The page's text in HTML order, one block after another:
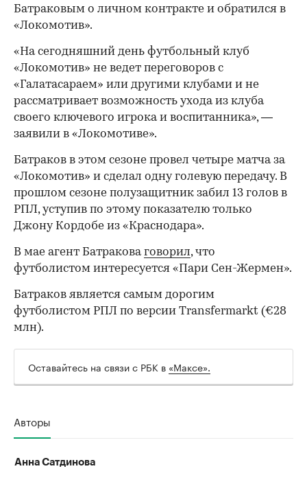
Батраковым о личном контракте и обратился в
«Локомотив».
«На сегодняшний день футбольный клуб
«Локомотив» не ведет переговоров с
«Галатасараем» или другими клубами и не
рассматривает возможность ухода из клуба
своего ключевого игрока и воспитанника», —
заявили в «Локомотиве».
Батраков в этом сезоне провел четыре матча за
«Локомотив» и сделал одну голевую передачу. В
прошлом сезоне полузащитник забил 13 голов в
РПЛ, уступив по этому показателю только
Джону Кордобе из «Краснодара».
В мае агент Батраковаговорил, что
футболистом интересуется «Пари Сен-Жермен».
Батраков является самым дорогим
футболистом РПЛ по версии Transfermarkt (€28
млн).
Оставайтесь на связи с РБК в «Максе».
Авторы
Анна Сатдинова